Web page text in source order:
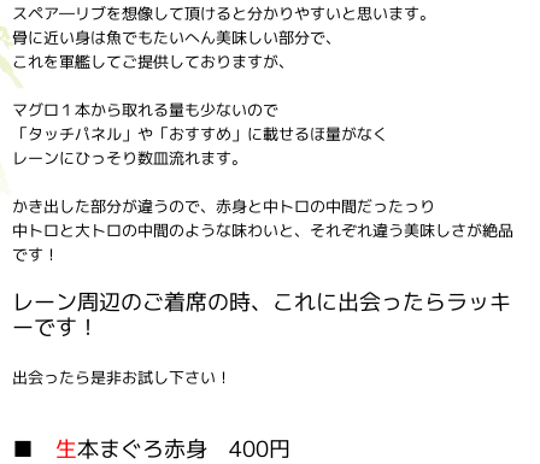
スペア―リブを想像して頂けると分かりやすいと思います。
骨に近い身は魚でもたいへん美味しい部分で、
これを軍艦してご提供しておりますが、
マグロ１本から取れる量も少ないので
「タッチパネル」や「おすすめ」に載せるほ量がなく
レーンにひっそり数皿流れます。
かき出した部分が違うので、赤身と中トロの中間だったっり
中トロと大トロの中間のような味わいと、それぞれ違う美味しさが絶品
です！
レーン周辺のご着席の時、これに出会ったらラッキ
ーです！
出会ったら是非お試し下さい！
■ 生本まぐろ赤身 400円